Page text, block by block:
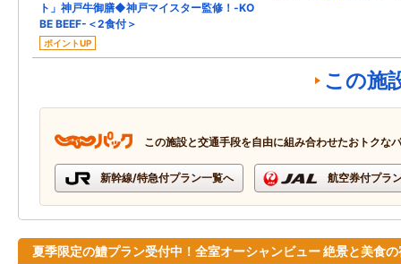
ト」神戸牛御膳◆神戸マイスター監修！-KO
BE BEEF-＜2食付＞
ポイントUP
この施
この施設と交通手段を自由に組み合わせたおトクな
新幹線/特急付プラン一覧へ 航空券付プラ
夏季限定の鱧プラン受付中！全室オーシャンビュー 絶景と美食の